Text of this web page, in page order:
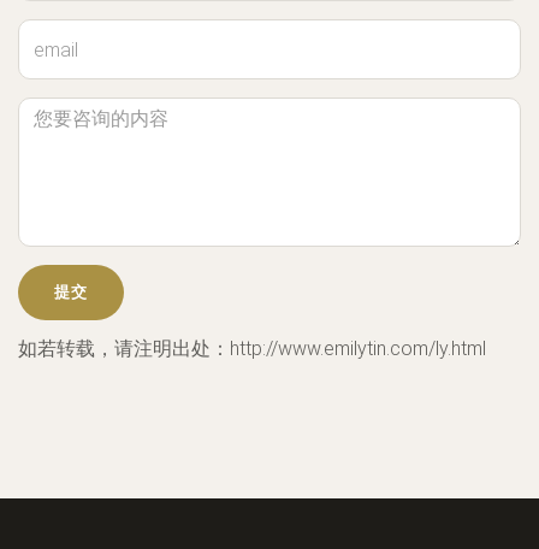
如若转载，请注明出处：http://www.emilytin.com/ly.html